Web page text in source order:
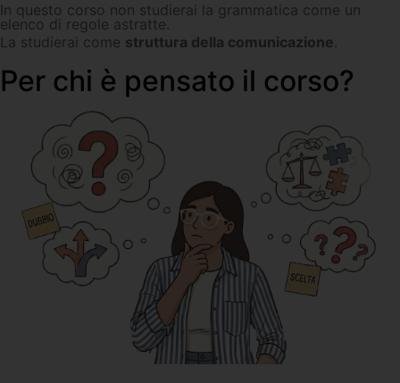
In questo corso non studierai la grammatica come un
elenco di regole astratte.
La studierai come struttura della comunicazione.
Per chi è pensato il corso?